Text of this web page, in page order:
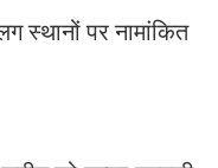
स्थानों पर नामांकित